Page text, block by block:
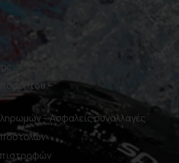
–
– Ασφαλείς συναλλαγές